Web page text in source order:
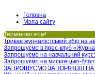
Головна
Мапа сайту
Терміново всім!
Триває журналістський збір на
Запрошуємо в прес-клуб
Запрошуємо на навчальний курс:
Запрошуємо на мисьтецько-
ЗАПРОШУЄМО ЗАПОРІЖЦІВ НА